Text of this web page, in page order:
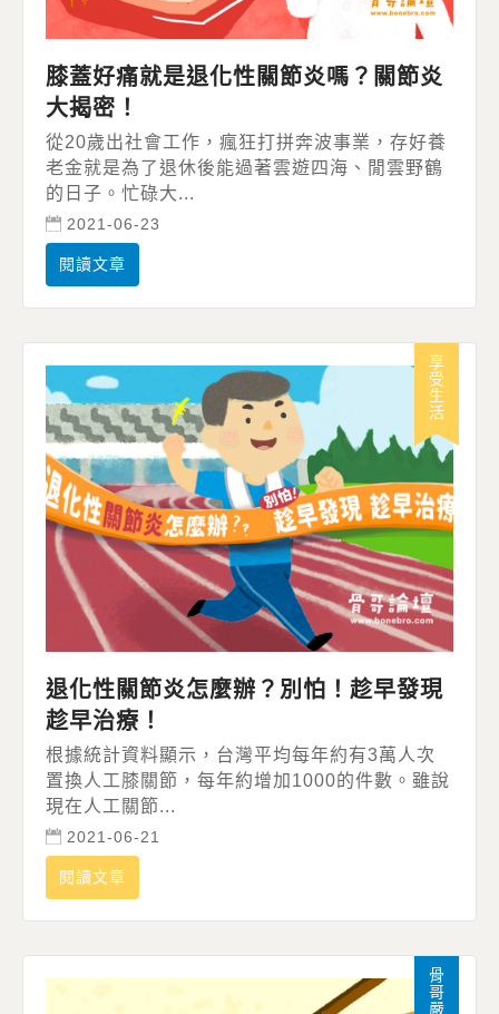
膝蓋好痛就是退化性關節炎嗎？關節炎
大揭密！
從20歲出社會工作，瘋狂打拼奔波事業，存好養
老金就是為了退休後能過著雲遊四海、閒雲野鶴
的日子。忙碌大...
2021-06-23
閱讀文章
退化性關節炎怎麼辦？別怕！趁早發現
趁早治療！
根據統計資料顯示，台灣平均每年約有3萬人次
置換人工膝關節，每年約增加1000的件數。雖說
現在人工關節...
2021-06-21
閱讀文章
享受生活